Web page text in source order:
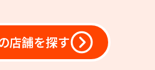
店舗を探す